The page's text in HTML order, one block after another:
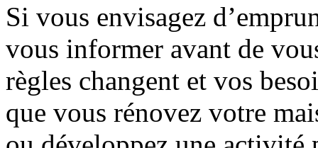
Si vous envisagez
vous informer avant de
règles changent et vos
que vous rénovez votre